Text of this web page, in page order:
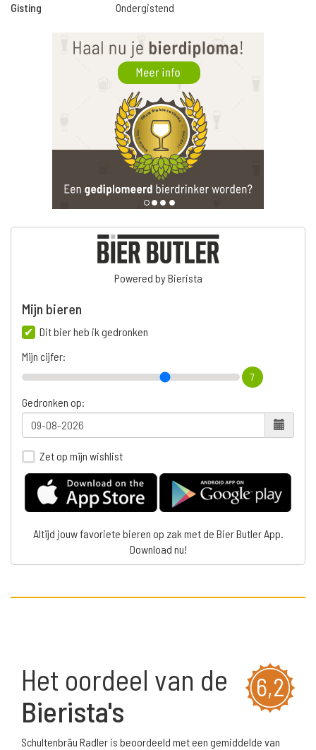
Gisting
Ondergistend
Powered by Bierista
Mijn bieren
Dit bier heb ik gedronken
Mijn cijfer:
7
Gedronken op:
Zet op mijn wishlist
Altijd jouw favoriete bieren op zak met de Bier Butler App.
Download nu!
6,2
Het oordeel van de
Bierista's
Schultenbräu Radler is beoordeeld met een gemiddelde van